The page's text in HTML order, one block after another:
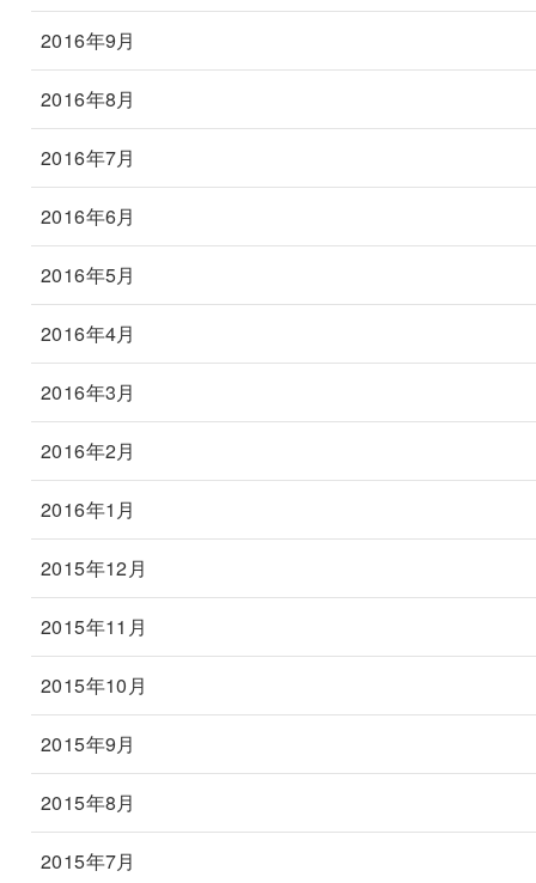
2016年9月
2016年8月
2016年7月
2016年6月
2016年5月
2016年4月
2016年3月
2016年2月
2016年1月
2015年12月
2015年11月
2015年10月
2015年9月
2015年8月
2015年7月